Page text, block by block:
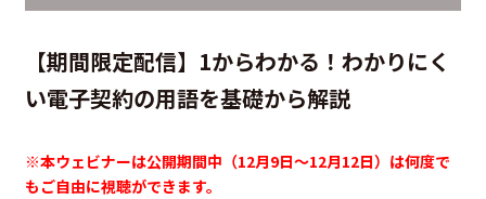
【期間限定配信】1からわかる！わかりにく
い電子契約の用語を基礎から解説
※本ウェビナーは公開期間中（12月9日～12月12日）は何度で
もご自由に視聴ができます。